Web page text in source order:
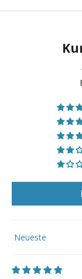
Sort by